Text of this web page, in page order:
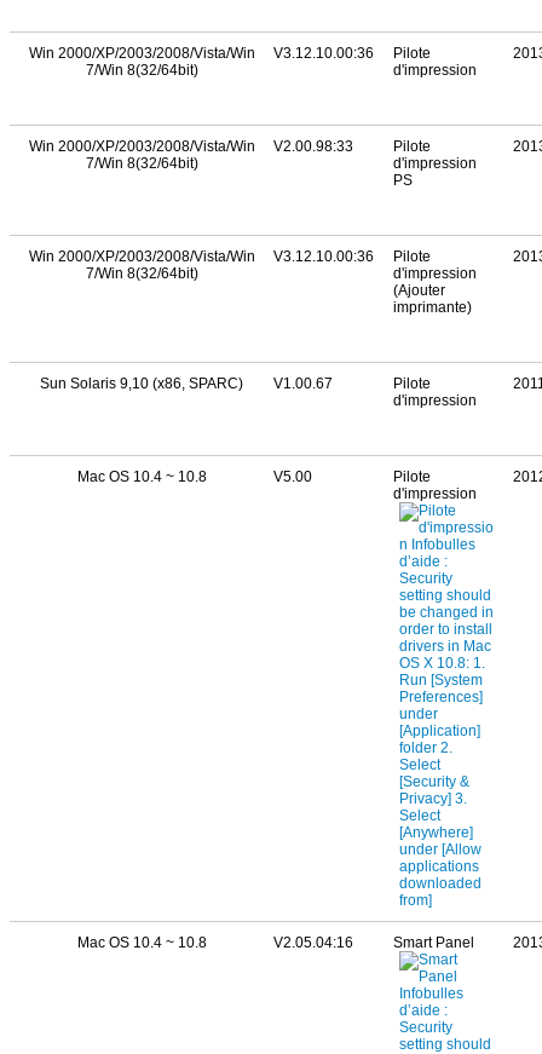
Win 2000/XP/2003/2008/Vista/Win
7/Win 8(32/64bit)
V3.12.10.00:36
Pilote
d'impression
Win 2000/XP/2003/2008/Vista/Win
7/Win 8(32/64bit)
V2.00.98:33
Pilote
d'impression
PS
Win 2000/XP/2003/2008/Vista/Win
7/Win 8(32/64bit)
V3.12.10.00:36
Pilote
d'impression
(Ajouter
imprimante)
Sun Solaris 9,10 (x86, SPARC) V1.00.67
Pilote
d'impression
Mac OS 10.4 ~ 10.8 V5.00
Pilote
d'impression
Mac OS 10.4 ~ 10.8 V2.05.04:16 Smart Panel